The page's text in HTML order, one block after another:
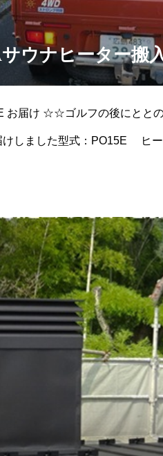
ウナヒーター搬
届け ☆☆ゴルフの後にとと
しました型式：PO15E ヒ